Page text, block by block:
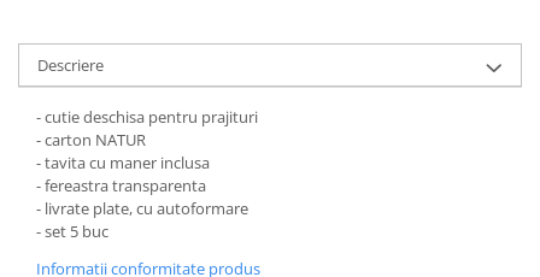
CUTII PENTRU OUA/FIGURINE DE
CIOCOLATA
CUTII TABLETE PENTRU CIOCOLATA
PAHARE DIN CARTON
PUNGI DIN CARTON PENTRU
CADOU
SMART-BOX: CUTII INALTE PENTRU
Descriere
- cutie deschisa pentru prajituri
- carton NATUR
- tavita cu maner inclusa
- fereastra transparenta
- livrate plate, cu autoformare
- set 5 buc
Informatii conformitate produs